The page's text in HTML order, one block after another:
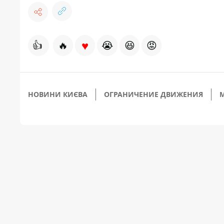
👍 🔥 ♥ 😭 😆 😡
НОВИНИ КИЄВА ОГРАНИЧЕНИЕ ДВИЖЕНИЯ